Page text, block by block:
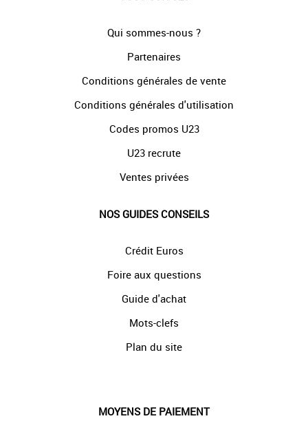
Qui sommes-nous ?
Partenaires
Conditions générales de vente
Conditions générales d'utilisation
Codes promos U23
U23 recrute
Ventes privées
NOS GUIDES CONSEILS
Crédit Euros
Foire aux questions
Guide d'achat
Mots-clefs
Plan du site
MOYENS DE PAIEMENT